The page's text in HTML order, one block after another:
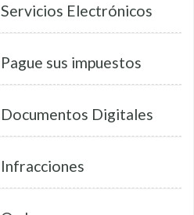
Servicios Electrónicos
Pague sus impuestos
Documentos Digitales
Infracciones